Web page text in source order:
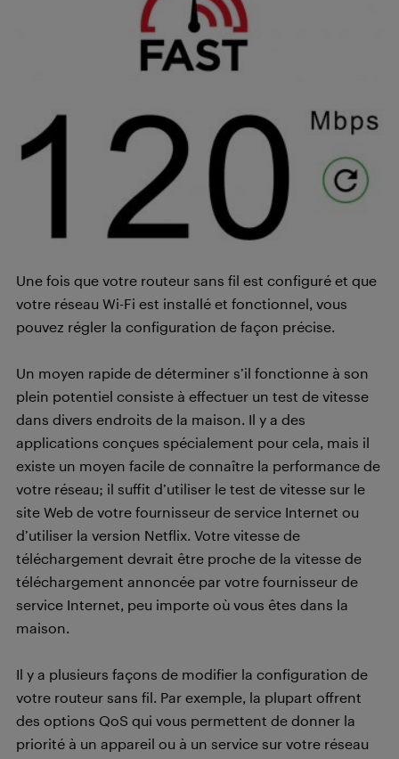
Une fois que votre routeur sans fil est configuré et que
votre réseau Wi-Fi est installé et fonctionnel, vous
pouvez régler la configuration de façon précise.
Un moyen rapide de déterminer s’il fonctionne à son
plein potentiel consiste à effectuer un test de vitesse
dans divers endroits de la maison. Il y a des
applications conçues spécialement pour cela, mais il
existe un moyen facile de connaître la performance de
votre réseau; il suffit d’utiliser le test de vitesse sur le
site Web de votre fournisseur de service Internet ou
d’utiliser la version Netflix. Votre vitesse de
téléchargement devrait être proche de la vitesse de
téléchargement annoncée par votre fournisseur de
service Internet, peu importe où vous êtes dans la
maison.
Il y a plusieurs façons de modifier la configuration de
votre routeur sans fil. Par exemple, la plupart offrent
des options QoS qui vous permettent de donner la
priorité à un appareil ou à un service sur votre réseau